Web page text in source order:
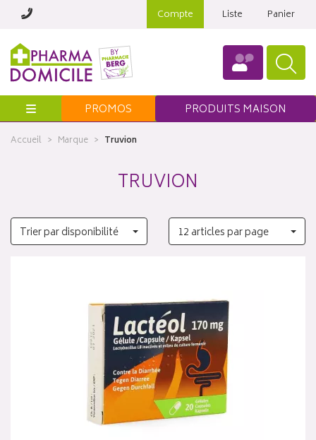
Compte Liste Panier
Menu PROMOS PRODUITS MAISON
Accueil Marque Truvion
TRUVION
Trier par disponibilité 12 articles par page